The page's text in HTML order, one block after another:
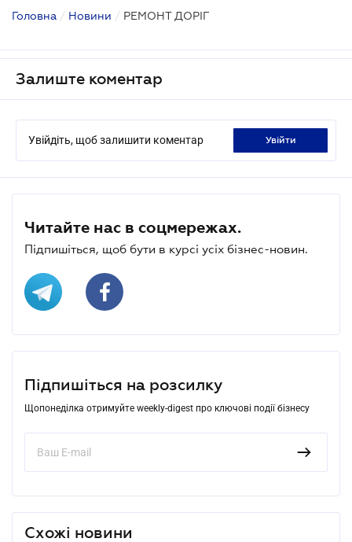
Головна / Новини / РЕМОНТ ДОРІГ
Залиште коментар
Увійдіть, щоб залишити коментар увійти
Читайте нас в соцмережах.
Підпишіться, щоб бути в курсі усіх бізнес-новин.
Підпишіться на розсилку
Щопонеділка отримуйте weekly-digest про ключові події бізнесу
Схожі новини